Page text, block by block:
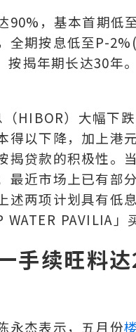
90%，基本首期低
全期按息低至P-
揭年期长达30年
HIBOR）大幅下
得以下降，加上港
揭贷款的积极性。
最近市场上已有部
述两项计划具有低
PAVILIA」
手续旺
永杰表示，五月份